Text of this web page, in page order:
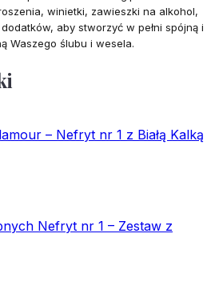
winietki, zawieszki na alkohol,
aby stworzyć w pełni spójną i
Waszego ślubu i wesela.
– Nefryt nr 1 z Białą Kalką
Nefryt nr 1 – Zestaw z